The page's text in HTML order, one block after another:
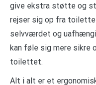
give ekstra støtte og
rejser sig op fra
selvværdet og
kan føle sig mere sikre
toilettet.
Alt i alt er et